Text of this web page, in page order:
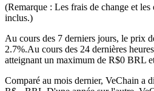
(Remarque : Les frais de change et les
inclus.)
Au cours des 7 derniers jours, le prix
2.7%.Au cours des 24 dernières
atteignant un maximum de R$0 BRL
Comparé au mois dernier, VeChain a